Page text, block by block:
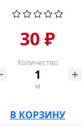
30 ₽
Количество
м
В КОРЗИНУ